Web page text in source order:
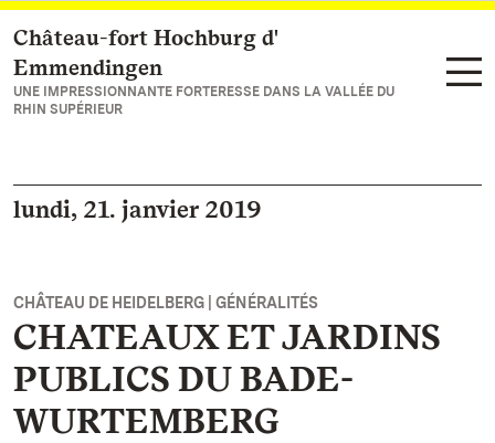
Vers la page d’accueil
Château-fort Hochburg d'
Emmendingen
UNE IMPRESSIONNANTE FORTERESSE DANS LA VALLÉE DU
RHIN SUPÉRIEUR
lundi, 21. janvier 2019
CHÂTEAU DE HEIDELBERG | GÉNÉRALITÉS
CHATEAUX ET JARDINS
PUBLICS DU BADE-
WURTEMBERG